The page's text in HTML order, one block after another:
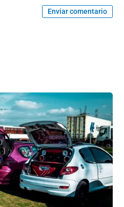
Enviar comentario